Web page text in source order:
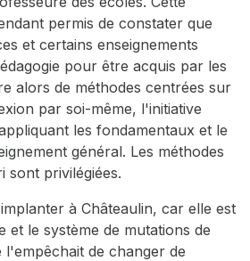
permis de constater que
et certains enseignements
pour être acquis par les
alors de méthodes centrées sur
par soi-même, l'initiative
les fondamentaux et le
général. Les méthodes
sont privilégiées.
à Châteaulin, car elle est
et le système de mutations de
de changer de